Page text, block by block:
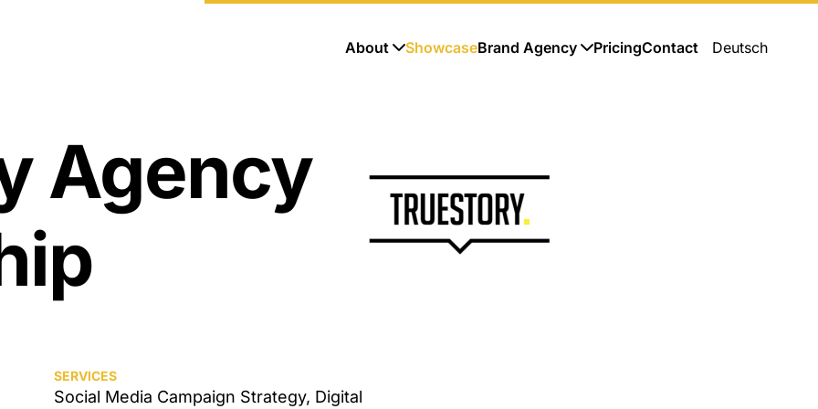
About ShowcaseBrand Agency PricingContact Deutsch
Agency
SERVICES
Social Media Campaign Strategy, Digital